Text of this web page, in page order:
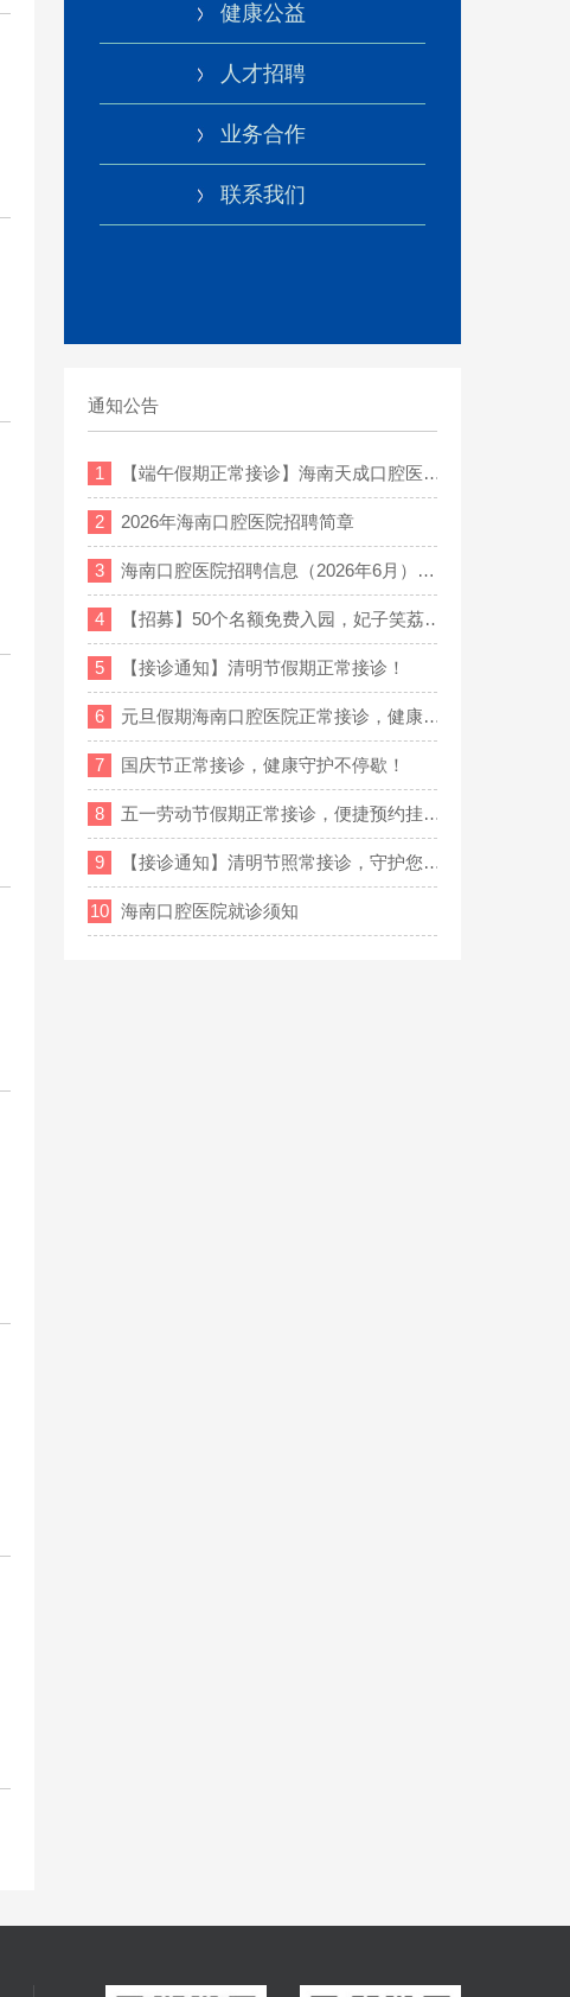
健康公益
人才招聘
业务合作
联系我们
通知公告
1 【端午假期正常接诊】海南天成口腔医…
2 2026年海南口腔医院招聘简章
3 海南口腔医院招聘信息（2026年6月）…
4 【招募】50个名额免费入园，妃子笑荔…
5 【接诊通知】清明节假期正常接诊！
6 元旦假期海南口腔医院正常接诊，健康…
7 国庆节正常接诊，健康守护不停歇！
8 五一劳动节假期正常接诊，便捷预约挂…
9 【接诊通知】清明节照常接诊，守护您…
10 海南口腔医院就诊须知